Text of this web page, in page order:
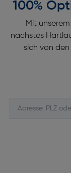
100%
Mit
nächstes
sich von